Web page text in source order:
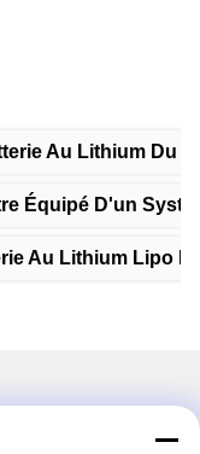
Au Lithium Du
Équipé D'un
Au Lithium Lipo